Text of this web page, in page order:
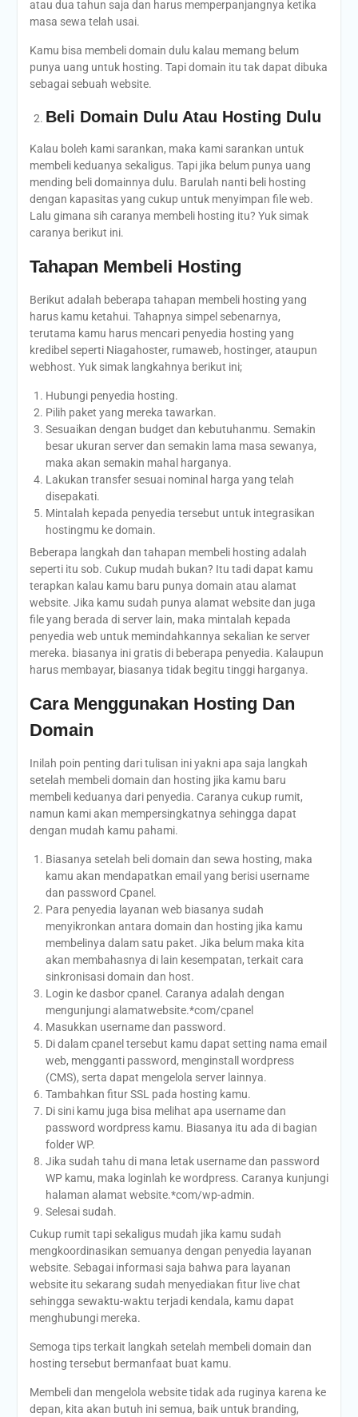
atau dua tahun saja dan harus memperpanjangnya ketika
masa sewa telah usai.
Kamu bisa membeli domain dulu kalau memang belum
punya uang untuk hosting. Tapi domain itu tak dapat dibuka
sebagai sebuah website.
Beli Domain Dulu Atau Hosting Dulu
Kalau boleh kami sarankan, maka kami sarankan untuk
membeli keduanya sekaligus. Tapi jika belum punya uang
mending beli domainnya dulu. Barulah nanti beli hosting
dengan kapasitas yang cukup untuk menyimpan file web.
Lalu gimana sih caranya membeli hosting itu? Yuk simak
caranya berikut ini.
Tahapan Membeli Hosting
Berikut adalah beberapa tahapan membeli hosting yang
harus kamu ketahui. Tahapnya simpel sebenarnya,
terutama kamu harus mencari penyedia hosting yang
kredibel seperti Niagahoster, rumaweb, hostinger, ataupun
webhost. Yuk simak langkahnya berikut ini;
Hubungi penyedia hosting.
Pilih paket yang mereka tawarkan.
Sesuaikan dengan budget dan kebutuhanmu. Semakin
besar ukuran server dan semakin lama masa sewanya,
maka akan semakin mahal harganya.
Lakukan transfer sesuai nominal harga yang telah
disepakati.
Mintalah kepada penyedia tersebut untuk integrasikan
hostingmu ke domain.
Beberapa langkah dan tahapan membeli hosting adalah
seperti itu sob. Cukup mudah bukan? Itu tadi dapat kamu
terapkan kalau kamu baru punya domain atau alamat
website. Jika kamu sudah punya alamat website dan juga
file yang berada di server lain, maka mintalah kepada
penyedia web untuk memindahkannya sekalian ke server
mereka. biasanya ini gratis di beberapa penyedia. Kalaupun
harus membayar, biasanya tidak begitu tinggi harganya.
Cara Menggunakan Hosting Dan
Domain
Inilah poin penting dari tulisan ini yakni apa saja langkah
setelah membeli domain dan hosting jika kamu baru
membeli keduanya dari penyedia. Caranya cukup rumit,
namun kami akan mempersingkatnya sehingga dapat
dengan mudah kamu pahami.
Biasanya setelah beli domain dan sewa hosting, maka
kamu akan mendapatkan email yang berisi username
dan password Cpanel.
Para penyedia layanan web biasanya sudah
menyikronkan antara domain dan hosting jika kamu
membelinya dalam satu paket. Jika belum maka kita
akan membahasnya di lain kesempatan, terkait cara
sinkronisasi domain dan host.
Login ke dasbor cpanel. Caranya adalah dengan
mengunjungi alamatwebsite.*com/cpanel
Masukkan username dan password.
Di dalam cpanel tersebut kamu dapat setting nama email
web, mengganti password, menginstall wordpress
(CMS), serta dapat mengelola server lainnya.
Tambahkan fitur SSL pada hosting kamu.
Di sini kamu juga bisa melihat apa username dan
password wordpress kamu. Biasanya itu ada di bagian
folder WP.
Jika sudah tahu di mana letak username dan password
WP kamu, maka loginlah ke wordpress. Caranya kunjungi
halaman alamat website.*com/wp-admin.
Selesai sudah.
Cukup rumit tapi sekaligus mudah jika kamu sudah
mengkoordinasikan semuanya dengan penyedia layanan
website. Sebagai informasi saja bahwa para layanan
website itu sekarang sudah menyediakan fitur live chat
sehingga sewaktu-waktu terjadi kendala, kamu dapat
menghubungi mereka.
Semoga tips terkait langkah setelah membeli domain dan
hosting tersebut bermanfaat buat kamu.
Membeli dan mengelola website tidak ada ruginya karena ke
depan, kita akan butuh ini semua, baik untuk branding,